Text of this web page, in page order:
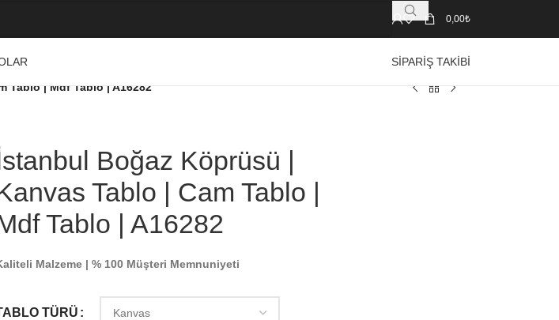
0,00₺
SIPARIŞ TAKIBI
Tablo | Mdf Tablo | A16282
Boğaz Köprüsü |
Tablo | Cam Tablo |
Tablo | A16282
Malzeme | % 100 Müşteri Memnuniyeti
TÜRÜ